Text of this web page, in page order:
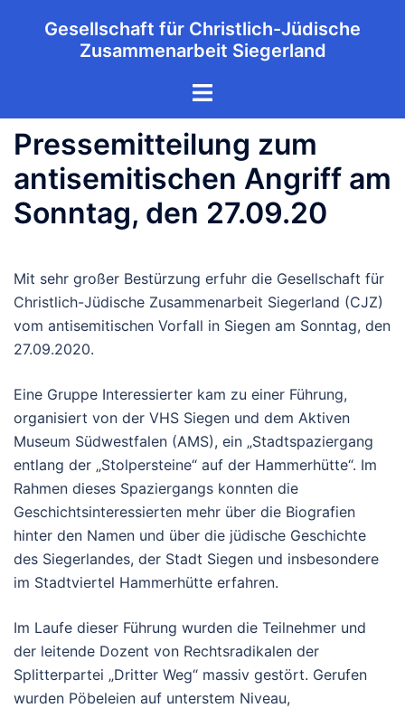
Gesellschaft für Christlich-Jüdische
Zusammenarbeit Siegerland
Menü
Pressemitteilung zum
antisemitischen Angriff am
Sonntag, den 27.09.20
Mit sehr großer Bestürzung erfuhr die Gesellschaft für
Christlich-Jüdische Zusammenarbeit Siegerland (CJZ)
vom antisemitischen Vorfall in Siegen am Sonntag, den
27.09.2020.
Eine Gruppe Interessierter kam zu einer Führung,
organisiert von der VHS Siegen und dem Aktiven
Museum Südwestfalen (AMS), ein „Stadtspaziergang
entlang der „Stolpersteine“ auf der Hammerhütte“. Im
Rahmen dieses Spaziergangs konnten die
Geschichtsinteressierten mehr über die Biografien
hinter den Namen und über die jüdische Geschichte
des Siegerlandes, der Stadt Siegen und insbesondere
im Stadtviertel Hammerhütte erfahren.
Im Laufe dieser Führung wurden die Teilnehmer und
der leitende Dozent von Rechtsradikalen der
Splitterpartei „Dritter Weg“ massiv gestört. Gerufen
wurden Pöbeleien auf unterstem Niveau,